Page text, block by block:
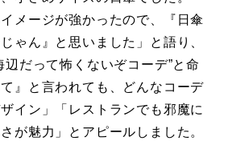
メージが強かったので、『日傘
ゃん』と思いました」と語り、
辺だって怖くないぞコーデ”と命
』と言われても、どんなコーデ
イン」「レストランでも邪魔に
が魅力」とアピールしました。